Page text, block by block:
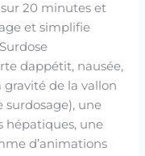
20 minutes et
et simplifie
dappétit, nausée,
gravité de la vallon
surdosage), une
hépatiques, une
d’animations